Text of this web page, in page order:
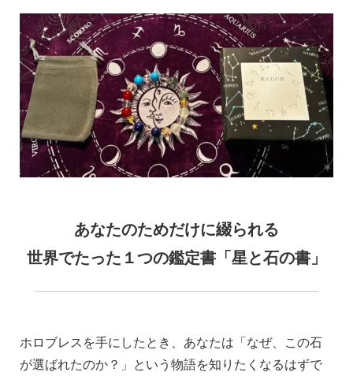
あなたのためだけに綴られる
世界でたった１つの鑑定書「星と石の書」
ホロブレスを手にしたとき、あなたは「なぜ、この石
が選ばれたのか？」という物語を知りたくなるはずで